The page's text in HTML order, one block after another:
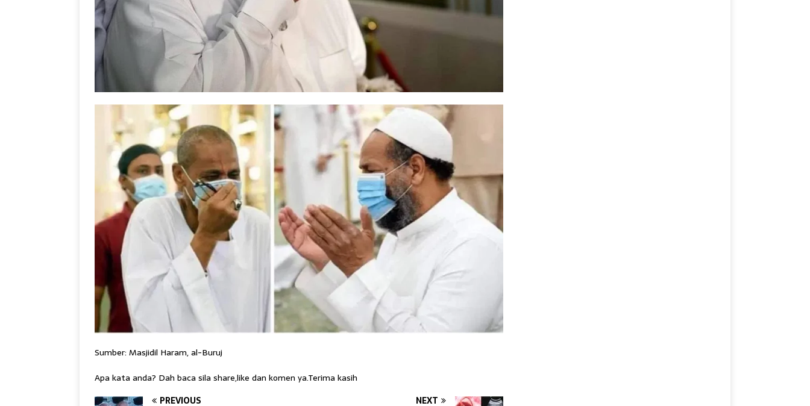
Sumber: Masjidil Haram, al-Buruj
Apa kata anda? Dah baca sila share,like dan komen ya.Terima kasih
PREVIOUS
NEXT